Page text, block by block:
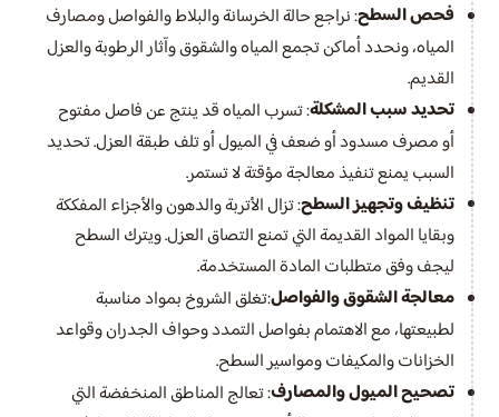
فحص السطح: نراجع حالة الخرسانة والبلاط والفواصل ومصارف
المياه، ونحدد أماكن تجمع المياه والشقوق وآثار الرطوبة والعزل
القديم.
تحديد سبب المشكلة: تسرب المياه قد ينتج عن فاصل مفتوح
أو مصرف مسدود أو ضعف في الميول أو تلف طبقة العزل. تحديد
السبب يمنع تنفيذ معالجة مؤقتة لا تستمر.
تنظيف وتجهيز السطح: تزال الأتربة والدهون والأجزاء المفككة
وبقايا المواد القديمة التي تمنع التصاق العزل. ويترك السطح
ليجف وفق متطلبات المادة المستخدمة.
معالجة الشقوق والفواصل:تغلق الشروخ بمواد مناسبة
لطبيعتها، مع الاهتمام بفواصل التمدد وحواف الجدران وقواعد
الخزانات والمكيفات ومواسير السطح.
تصحيح الميول والمصارف: تعالج المناطق المنخفضة التي